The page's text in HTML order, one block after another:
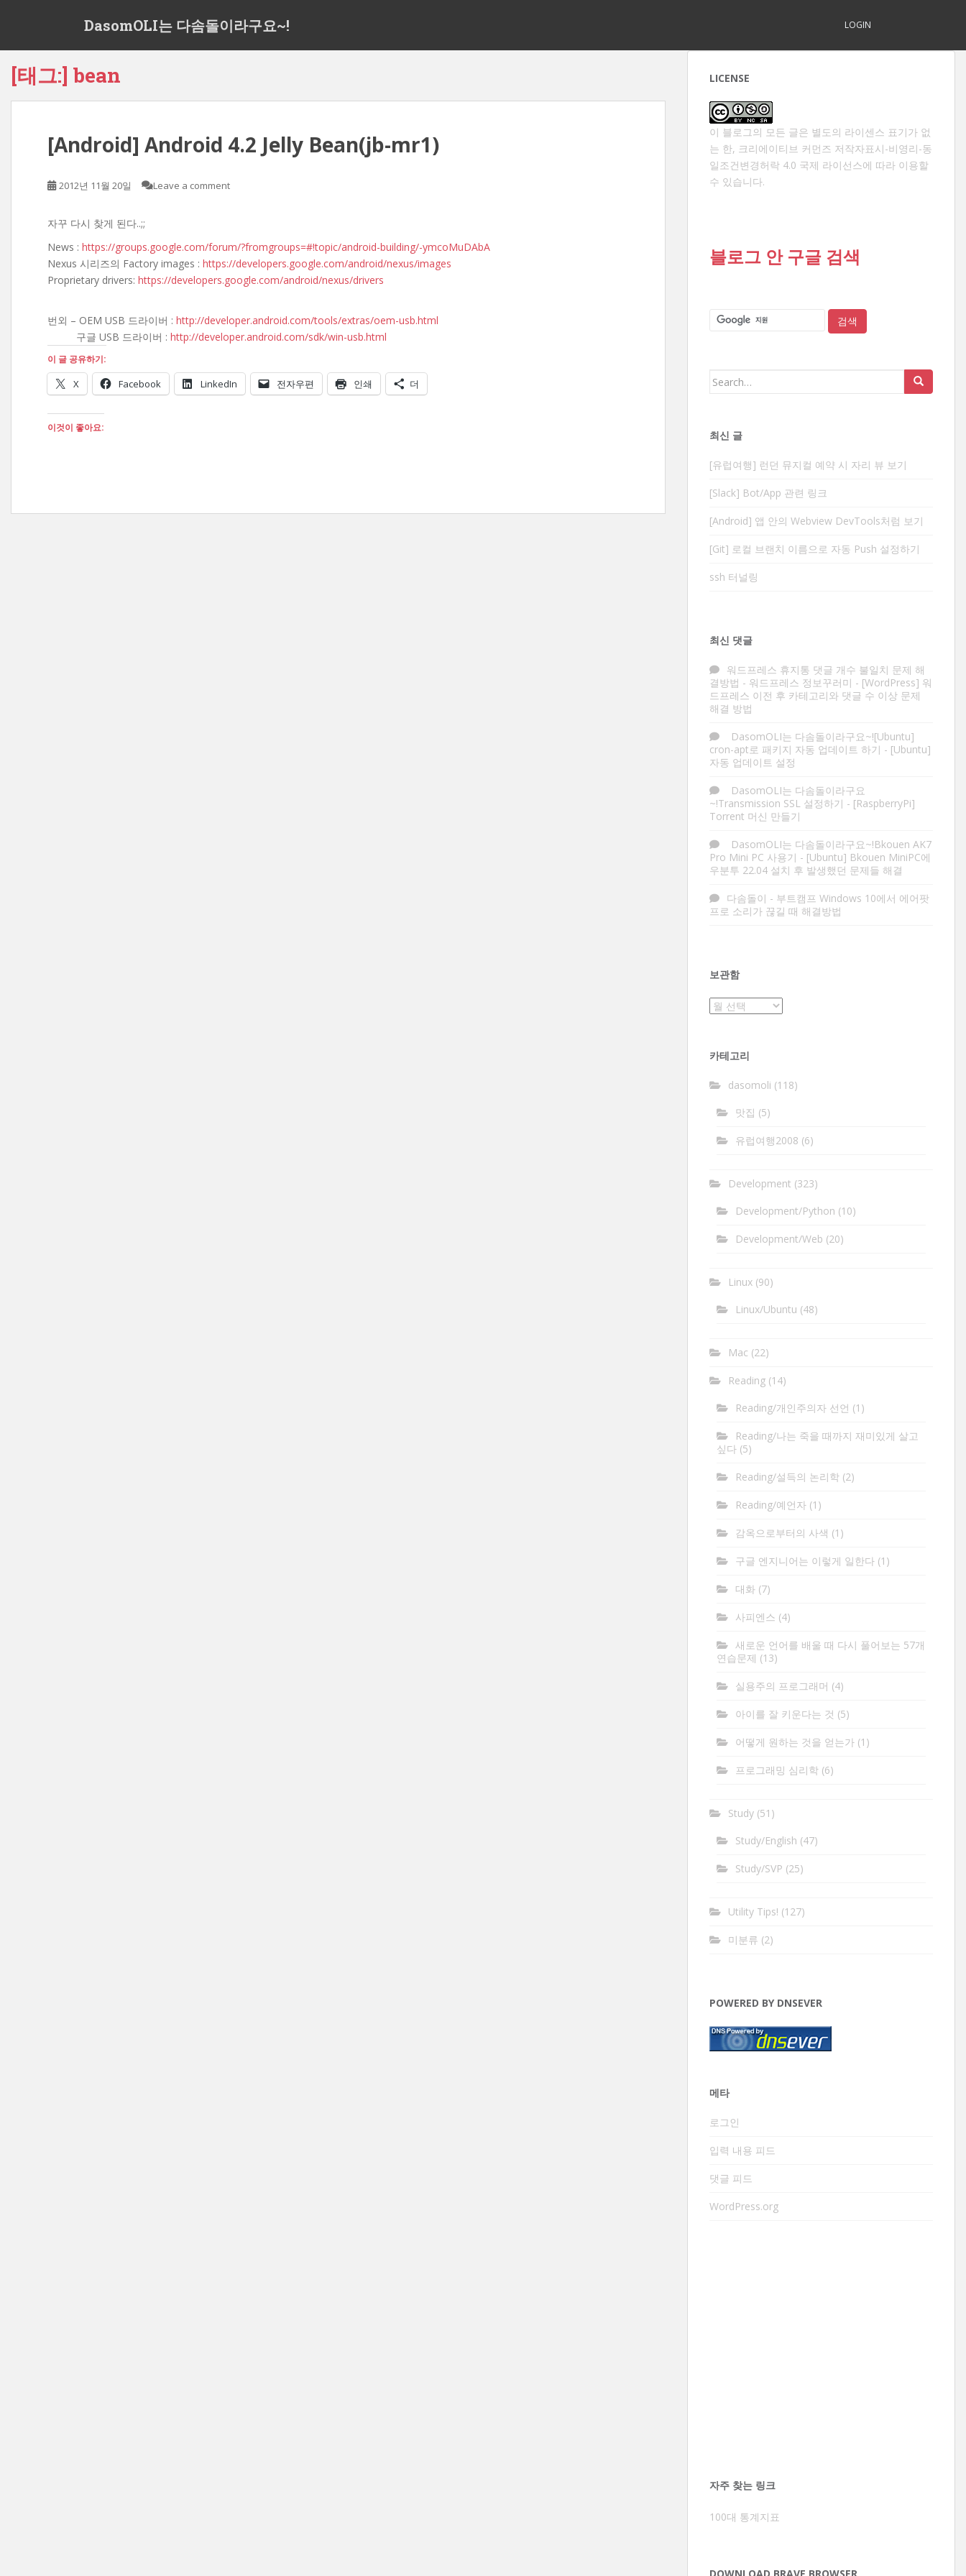
DasomOLI는 다솜돌이라구요~! LOGIN
[태그:] bean
[Android] Android 4.2 Jelly Bean(jb-mr1)
2012년 11월 20일 Leave a comment
자꾸 다시 찾게 된다..;;
News : https://groups.google.com/forum/?fromgroups=#!topic/android-building/-ymcoMuDAbA
Nexus 시리즈의 Factory images : https://developers.google.com/android/nexus/images
Proprietary drivers: https://developers.google.com/android/nexus/drivers
번외 – OEM USB 드라이버 : http://developer.android.com/tools/extras/oem-usb.html
구글 USB 드라이버 : http://developer.android.com/sdk/win-usb.html
이 글 공유하기:
X Facebook LinkedIn 전자우편 인쇄 더
이것이 좋아요:
LICENSE
이 블로그의 모든 글은 별도의 라이센스 표기가 없
는 한, 크리에이티브 커먼즈 저작자표시-비영리-동
일조건변경허락 4.0 국제 라이선스에 따라 이용할
수 있습니다.
블로그 안 구글 검색
Search
최신 글
[유럽여행] 런던 뮤지컬 예약 시 자리 뷰 보기
[Slack] Bot/App 관련 링크
[Android] 앱 안의 Webview DevTools처럼 보기
[Git] 로컬 브랜치 이름으로 자동 Push 설정하기
ssh 터널링
최신 댓글
워드프레스 휴지통 댓글 개수 불일치 문제 해
결방법 - 워드프레스 정보꾸러미 - [WordPress] 워
드프레스 이전 후 카테고리와 댓글 수 이상 문제
해결 방법
DasomOLI는 다솜돌이라구요~![Ubuntu]
cron-apt로 패키지 자동 업데이트 하기 - [Ubuntu]
자동 업데이트 설정
DasomOLI는 다솜돌이라구요
~!Transmission SSL 설정하기 - [RaspberryPi]
Torrent 머신 만들기
DasomOLI는 다솜돌이라구요~!Bkouen AK7
Pro Mini PC 사용기 - [Ubuntu] Bkouen MiniPC에
우분투 22.04 설치 후 발생했던 문제들 해결
다솜돌이 - 부트캠프 Windows 10에서 에어팟
프로 소리가 끊길 때 해결방법
보관함
보
카테고리
dasomoli (118)
맛집 (5)
유럽여행2008 (6)
Development (323)
Development/Python (10)
Development/Web (20)
Linux(90)
Linux/Ubuntu (48)
Mac (22)
Reading(14)
Reading/개인주의자 선언 (1)
Reading/나는 죽을 때까지 재미있게 살고
싶다(5)
Reading/설득의 논리학(2)
Reading/예언자(1)
감옥으로부터의 사색 (1)
구글 엔지니어는 이렇게 일한다(1)
대화(7)
사피엔스 (4)
새로운 언어를 배울 때 다시 풀어보는 57개
연습문제 (13)
실용주의 프로그래머 (4)
아이를 잘 키운다는 것 (5)
어떻게 원하는 것을 얻는가(1)
프로그래밍 심리학(6)
Study(51)
Study/English (47)
Study/SVP (25)
Utility Tips! (127)
미분류 (2)
POWERED BY DNSEVER
메타
로그인
입력 내용 피드
댓글 피드
WordPress.org
자주 찾는 링크
100대 통계지표